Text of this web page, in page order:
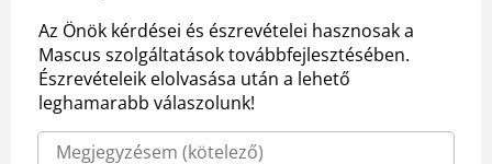
Az Önök kérdései és észrevételei hasznosak a
Mascus szolgáltatások továbbfejlesztésében.
Észrevételeik elolvasása után a lehető
leghamarabb válaszolunk!